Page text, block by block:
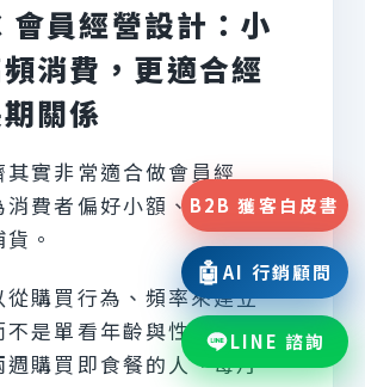
會員經營設計：小
消費，更適合經
關係
其實非常適合做會員經
消費者偏好小額、高頻、
。
從購買行為、頻率來建立
不是單看年齡與性別。例
週購買即食餐的人、每月
🤖AI 行銷顧問
LINE 諮詢
B2B 獲客白皮書